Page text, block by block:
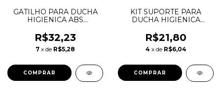
GATILHO PARA DUCHA
HIGIENICA ABS
R$32,23
7 x de R$5,28
KIT SUPORTE PARA
DUCHA HIGIENICA
R$21,80
4 x de R$6,04